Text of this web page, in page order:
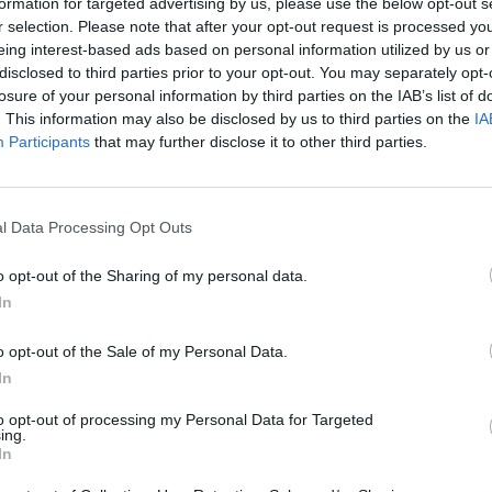
selection. Please note that after your opt-out request is processed
interest-based ads based on personal information utilized by us
to third parties prior to your opt-out. You may separately
of your personal information by third parties on the IAB’s list of
This information may also be disclosed by us to third parties on the
Participants that may further disclose it to other third parties.
Data Processing Opt Outs
opt-out of the Sharing of my personal data.
opt-out of the Sale of my Personal Data.
opt-out of processing my Personal Data for Targeted
Cím: Dudás Attila
Műgyűjtők Háza kft.
Budapest
1023.Bp. Zsigmond tér 11.
Telefon: 18008123
Bemutatkozás: 2013 nyarán nyitottuk meg
optimális áron, gyorsan találjanak vevőt
gyűjteményüket változatos kínálatunkból.
árverést! Kedd-től péntek-ig 11.00-este 18.00